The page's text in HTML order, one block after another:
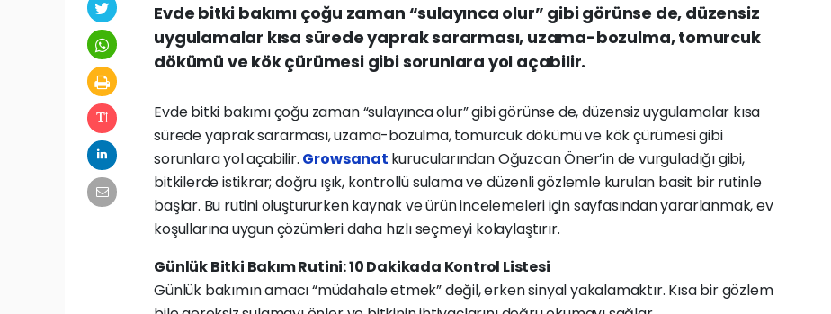
Evde bitki bakımı çoğu zaman “sulayınca olur” gibi görünse de, düzensiz
uygulamalar kısa sürede yaprak sararması, uzama-bozulma, tomurcuk
dökümü ve kök çürümesi gibi sorunlara yol açabilir.
Evde bitki bakımı çoğu zaman “sulayınca olur” gibi görünse de, düzensiz uygulamalar kısa
sürede yaprak sararması, uzama-bozulma, tomurcuk dökümü ve kök çürümesi gibi
sorunlara yol açabilir. Growsanat kurucularından Oğuzcan Öner’in de vurguladığı gibi,
bitkilerde istikrar; doğru ışık, kontrollü sulama ve düzenli gözlemle kurulan basit bir rutinle
başlar. Bu rutini oluştururken kaynak ve ürün incelemeleri için sayfasından yararlanmak, ev
koşullarına uygun çözümleri daha hızlı seçmeyi kolaylaştırır.
Günlük Bitki Bakım Rutini: 10 Dakikada Kontrol Listesi
Günlük bakımın amacı “müdahale etmek” değil, erken sinyal yakalamaktır. Kısa bir gözlem